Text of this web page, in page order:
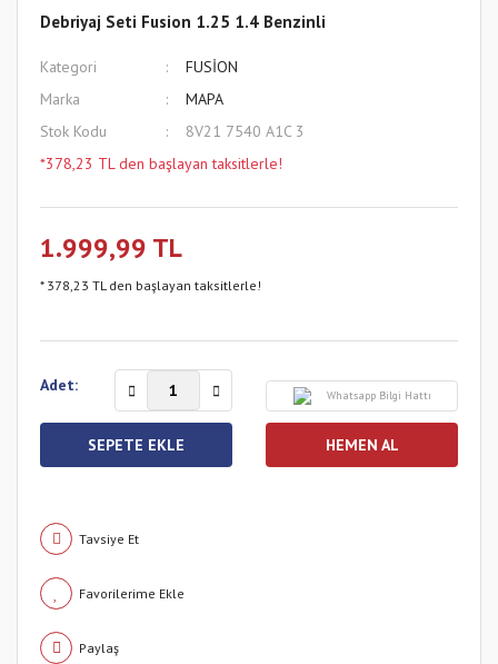
Debriyaj Seti Fusion 1.25 1.4 Benzinli
Kategori
FUSİON
Marka
MAPA
Stok Kodu
8V21 7540 A1C 3
*378,23 TL den başlayan taksitlerle!
1.999,99 TL
* 378,23 TL den başlayan taksitlerle!
Adet:
Whatsapp Bilgi Hattı
SEPETE EKLE HEMEN AL
Tavsiye Et
Paylaş